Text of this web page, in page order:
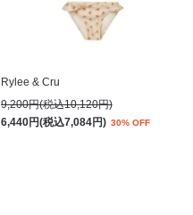
Rylee & Cru
9,200円(税込10,120円)
6,440円(税込7,084円) 30% OFF